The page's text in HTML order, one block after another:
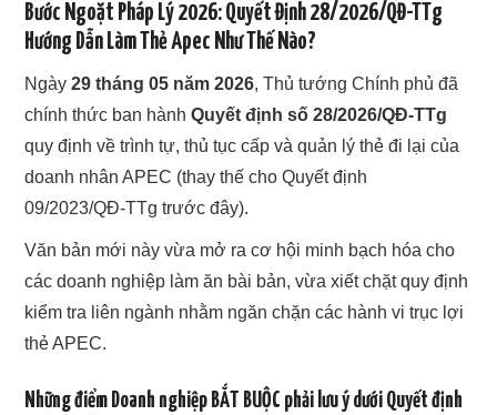
Bước Ngoặt Pháp Lý 2026: Quyết Định 28/2026/QĐ-TTg
Hướng Dẫn Làm Thẻ Apec Như Thế Nào?
Ngày29 tháng 05 năm 2026, Thủ tướng Chính phủ đã
chính thức ban hànhQuyết định số 28/2026/QĐ-TTg
quy định về trình tự, thủ tục cấp và quản lý thẻ đi lại của
doanh nhân APEC (thay thế cho Quyết định
09/2023/QĐ-TTg trước đây).
Văn bản mới này vừa mở ra cơ hội minh bạch hóa cho
các doanh nghiệp làm ăn bài bản, vừa xiết chặt quy định
kiểm tra liên ngành nhằm ngăn chặn các hành vi trục lợi
thẻ APEC.
Những điểm Doanh nghiệp BẮT BUỘC phải lưu ý dưới Quyết định